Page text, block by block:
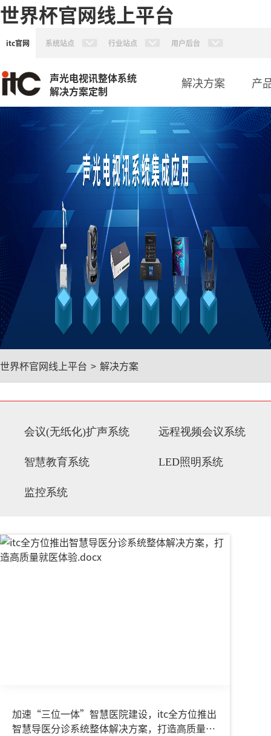
世界杯官网线上平台
itc官网 系统站点 行业站点 用户后台
声光电视讯整体系统
解决方案定制
解决方案 产
世界杯官网线上平台 > 解决方案
会议(无纸化)扩声系统 远程视频会议系统
智慧教育系统 LED照明系统
监控系统
加速“三位一体”智慧医院建设，itc全方位推出
智慧导医分诊系统整体解决方案，打造高质量就